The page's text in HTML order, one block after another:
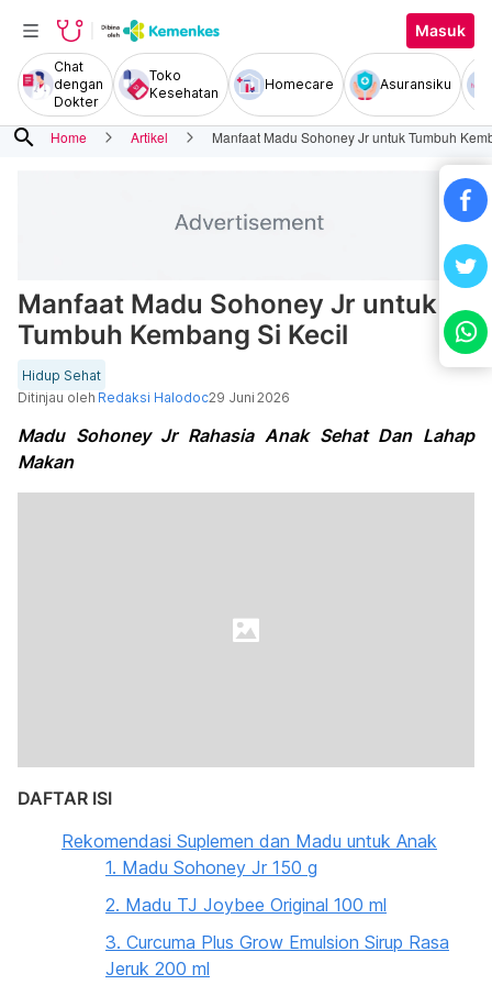
Masuk
Chat
dengan
Dokter
Toko
Kesehatan
Homecare Asuransiku
search Home Artikel Manfaat Madu Sohoney Jr untuk Tumbuh
Manfaat Madu Sohoney Jr untuk
Tumbuh Kembang Si Kecil
Hidup Sehat
Ditinjau oleh Redaksi Halodoc29 Juni 2026
Madu Sohoney Jr Rahasia Anak Sehat Dan Lahap
Makan
DAFTAR ISI
Rekomendasi Suplemen dan Madu untuk Anak
1. Madu Sohoney Jr 150 g
2. Madu TJ Joybee Original 100 ml
3. Curcuma Plus Grow Emulsion Sirup Rasa
Jeruk 200 ml